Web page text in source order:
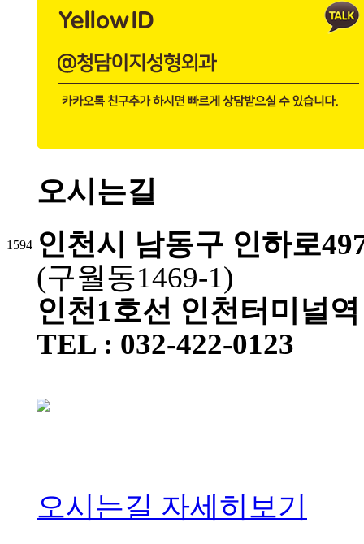
1594
오시는길
인천시 남동구 인하로
(구월동1469-1)
인천1호선 인천터미널
TEL : 032-422-0123
오시는길 자세히보기